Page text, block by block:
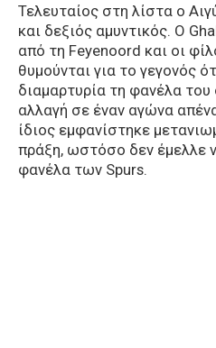
Τελευταίος στη λίστα ο
και δεξιός αμυντικός. Ο
από τη Feyenoord και οι
θυμούνται για το γεγονός
διαμαρτυρία τη φανέλα
αλλαγή σε έναν αγώνα
ίδιος εμφανίστηκε
πράξη, ωστόσο δεν έμελλε
φανέλα των Spurs.